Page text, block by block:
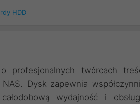
HDD
profesjonalnych twórcach
Dysk zapewnia
wydajność i